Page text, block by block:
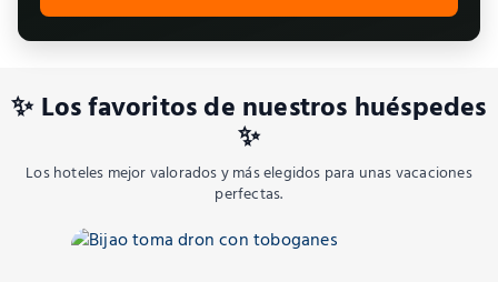
✨ Los favoritos de nuestros huéspedes
✨
Los hoteles mejor valorados y más elegidos para unas vacaciones
perfectas.